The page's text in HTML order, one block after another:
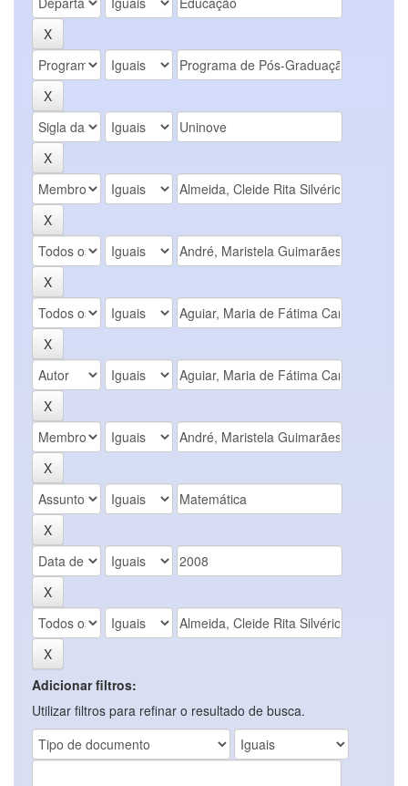
Adicionar filtros:
Utilizar filtros para refinar o resultado de busca.